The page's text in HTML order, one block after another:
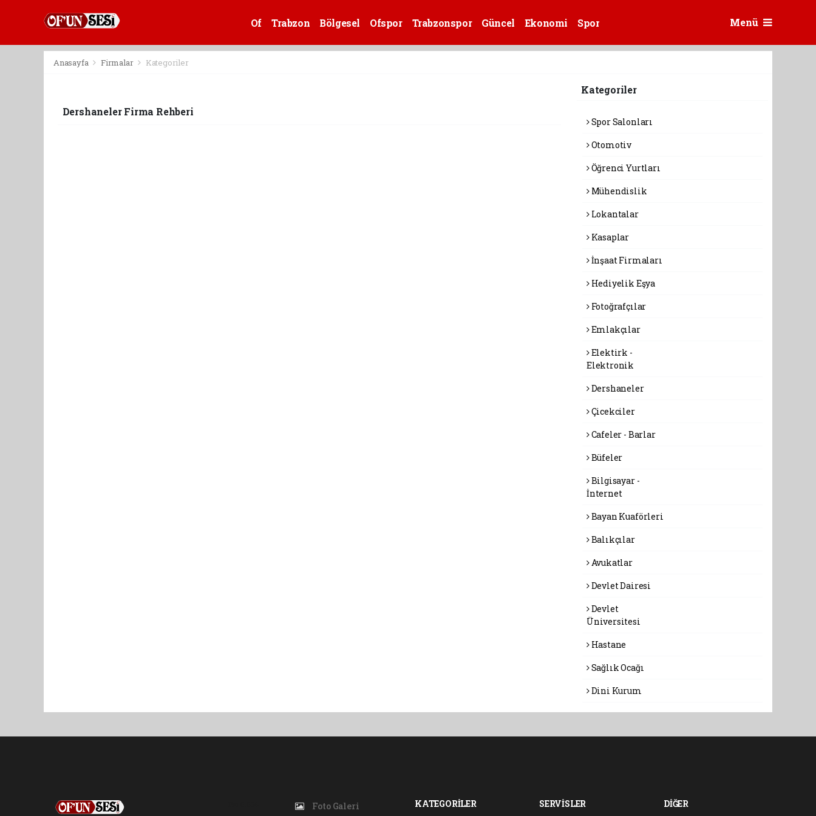
Of Trabzon Bölgesel Ofspor Trabzonspor Güncel Ekonomi Spor Menü
Anasayfa Firmalar Kategoriler
Dershaneler Firma Rehberi
Kategoriler
Spor Salonları
Otomotiv
Öğrenci Yurtları
Mühendislik
Lokantalar
Kasaplar
İnşaat Firmaları
Hediyelik Eşya
Fotoğrafçılar
Emlakçılar
Elektirk -
Elektronik
Dershaneler
Çicekciler
Cafeler - Barlar
Büfeler
Bilgisayar -
İnternet
Bayan Kuaförleri
Balıkçılar
Avukatlar
Devlet Dairesi
Devlet
Üniversitesi
Hastane
Sağlık Ocağı
Dini Kurum
Foto Galeri KATEGORİLER SERVİSLER DİĞER